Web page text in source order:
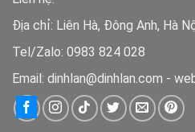
Địa chỉ: Liên Hà, Đông Anh, Hà
Tel/Zalo: 0983 824 028
Email: dinhlan@dinhlan.com -